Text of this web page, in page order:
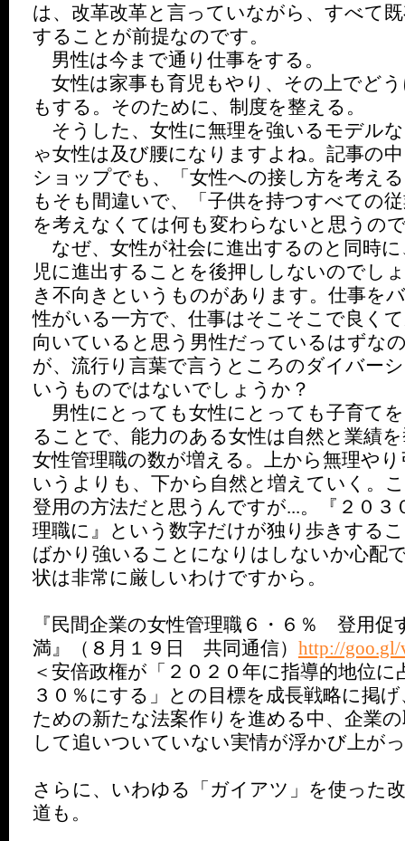
は、改革改革と言っていながら、すべて
することが前提なのです。
男性は今まで通り仕事をする。
女性は家事も育児もやり、その上でど
もする。そのために、制度を整える。
そうした、女性に無理を強いるモデル
ゃ女性は及び腰になりますよね。記事の
ショップでも、「女性への接し方を考え
もそも間違いで、「子供を持つすべての
を考えなくては何も変わらないと思うの
なぜ、女性が社会に進出するのと同時に
児に進出することを後押ししないのでし
き不向きというものがあります。仕事を
性がいる一方で、仕事はそこそこで良く
向いていると思う男性だっているはずな
が、流行り言葉で言うところのダイバー
いうものではないでしょうか？
男性にとっても女性にとっても子育て
ることで、能力のある女性は自然と業績
女性管理職の数が増える。上から無理や
いうよりも、下から自然と増えていく。
登用の方法だと思うんですが...。『２０３
理職に』という数字だけが独り歩きする
ばかり強いることになりはしないか心配
状は非常に厳しいわけですから。
『民間企業の女性管理職６・６％ 登用促
満』（８月１９日 共同通信） http://
＜安倍政権が「２０２０年に指導的地位
３０％にする」との目標を成長戦略に掲
ための新たな法案作りを進める中、企業
して追いついていない実情が浮かび上が
さらに、いわゆる「ガイアツ」を使った
道も。